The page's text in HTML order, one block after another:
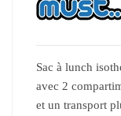
Sac à lunch
avec 2
et un transport